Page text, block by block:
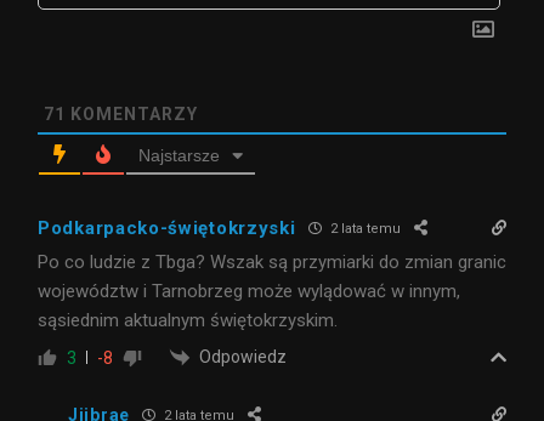
71 KOMENTARZY
Najstarsze
Podkarpacko-świętokrzyski 2 lata temu
Po co ludzie z Tbga? Wszak są przymiarki do zmian granic
województw i Tarnobrzeg może wylądować w innym,
sąsiednim aktualnym świętokrzyskim.
3 -8 Odpowiedz
Jjjbrae 2 lata temu